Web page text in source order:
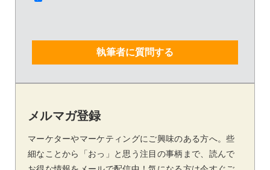
執筆者に質問する
メルマガ登録
マーケターやマーケティングにご興味のある方へ。些
細なことから「おっ」と思う注目の事柄まで、読んで